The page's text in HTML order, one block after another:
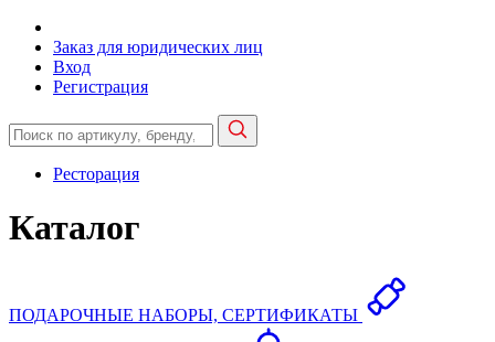
Заказ для юридических лиц
Вход
Регистрация
Ресторация
Каталог
ПОДАРОЧНЫЕ НАБОРЫ, СЕРТИФИКАТЫ